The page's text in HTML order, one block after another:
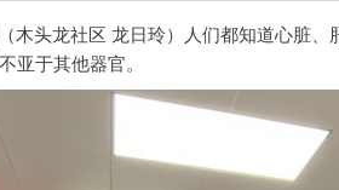
（木头龙社区 龙日玲）人们都知道心脏
亚于其他器官。